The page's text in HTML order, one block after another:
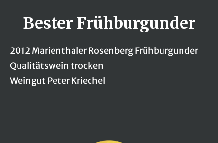
Bester Frühburgunder
2012 Marienthaler Rosenberg Frühburgunder
Qualitätswein trocken
Weingut Peter Kriechel